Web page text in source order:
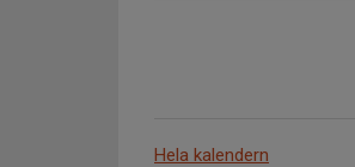
Hela kalendern